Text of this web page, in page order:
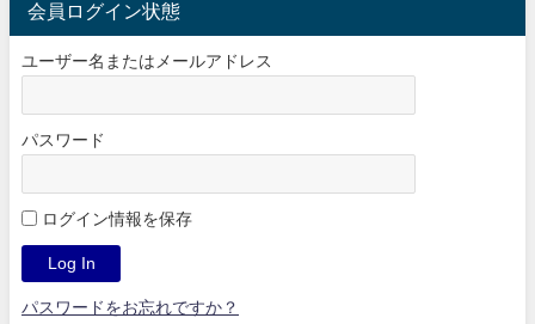
会員ログイン状態
ユーザー名またはメールアドレス
パスワード
ログイン情報を保存
パスワードをお忘れですか？